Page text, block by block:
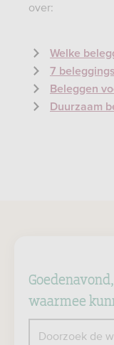
over:
Welke
7
Beleggen
Duurzaam
Goedenavond,
waarmee
Doorzoek de